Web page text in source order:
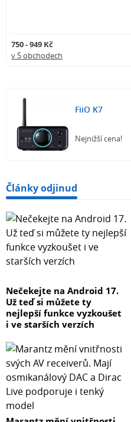
750 - 949 Kč
v 5 obchodech
FiiO K7
Nejnižší cena!
Články odjinud
Nečekejte na Android 17.
Už teď si můžete ty
nejlepší funkce vyzkoušet
i ve starších verzích